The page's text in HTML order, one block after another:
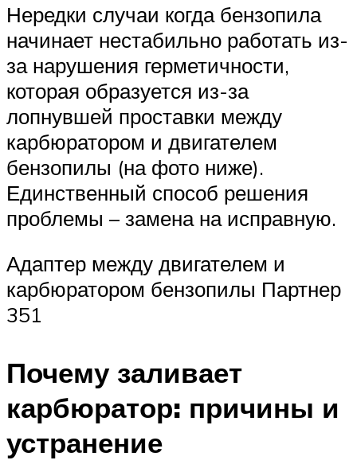
Нередки случаи когда бензопила
начинает нестабильно работать из-
за нарушения герметичности,
которая образуется из-за
лопнувшей проставки между
карбюратором и двигателем
бензопилы (на фото ниже).
Единственный способ решения
проблемы – замена на исправную.
Адаптер между двигателем и
карбюратором бензопилы Партнер
351
Почему заливает
карбюратор: причины и
устранение